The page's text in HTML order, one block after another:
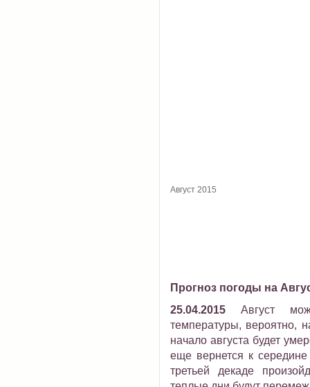
Август 2015
Прогноз погоды на
25.04.2015 Август
температуры, вероятно,
начало августа будет
еще вернется к
третьей декаде